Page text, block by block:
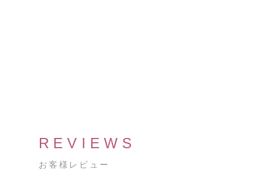
REVIEWS
お客様レビュー